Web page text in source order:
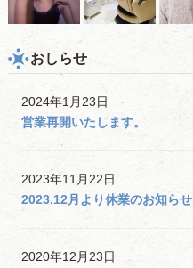
おしらせ
2024年1月23日
営業再開いたします。
2023年11月22日
2023.12月より休業のお知らせ
2020年12月23日